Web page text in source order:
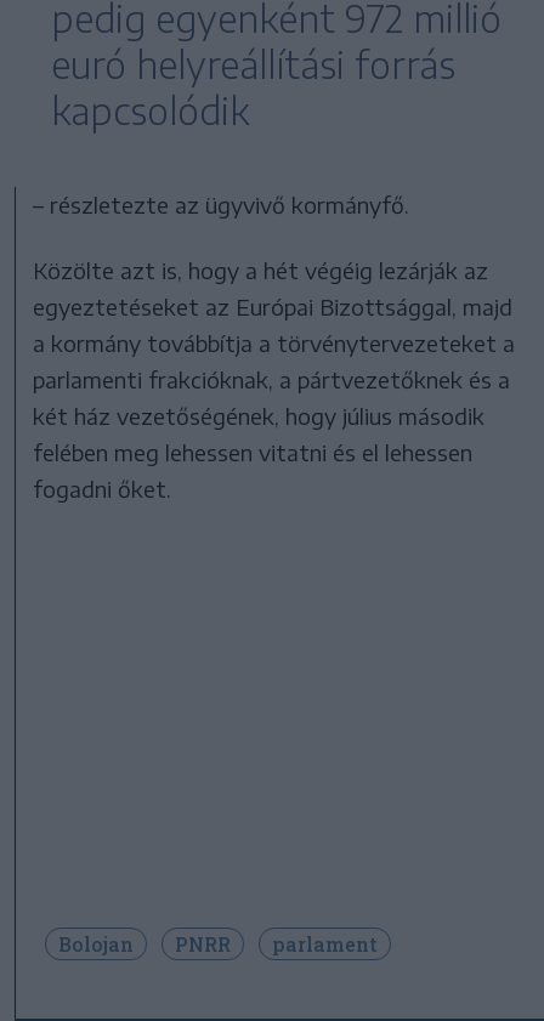
pedig egyenként 972 millió
euró helyreállítási forrás
kapcsolódik
– részletezte az ügyvivő kormányfő.
Közölte azt is, hogy a hét végéig lezárják az
egyeztetéseket az Európai Bizottsággal, majd
a kormány továbbítja a törvénytervezeteket a
parlamenti frakcióknak, a pártvezetőknek és a
két ház vezetőségének, hogy július második
felében meg lehessen vitatni és el lehessen
fogadni őket.
Bolojan PNRR parlament